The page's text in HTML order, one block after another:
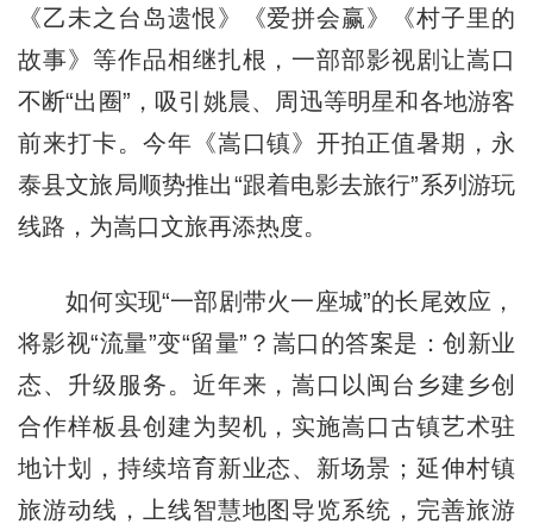
《乙未之台岛遗恨》《爱拼会赢》《村子里的
故事》等作品相继扎根，一部部影视剧让嵩口
不断“出圈”，吸引姚晨、周迅等明星和各地游客
前来打卡。今年《嵩口镇》开拍正值暑期，永
泰县文旅局顺势推出“跟着电影去旅行”系列游玩
线路，为嵩口文旅再添热度。
如何实现“一部剧带火一座城”的长尾效应，
将影视“流量”变“留量”？嵩口的答案是：创新业
态、升级服务。近年来，嵩口以闽台乡建乡创
合作样板县创建为契机，实施嵩口古镇艺术驻
地计划，持续培育新业态、新场景；延伸村镇
旅游动线，上线智慧地图导览系统，完善旅游